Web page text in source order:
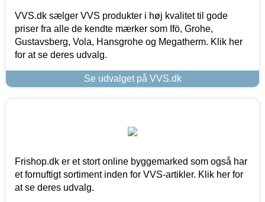
VVS.dk sælger VVS produkter i høj kvalitet til gode
priser fra alle de kendte mærker som Ifö, Grohe,
Gustavsberg, Vola, Hansgrohe og Megatherm. Klik her
for at se deres udvalg.
Se udvalget på VVS.dk
Frishop.dk er et stort online byggemarked som også har
et fornuftigt sortiment inden for VVS-artikler. Klik her for
at se deres udvalg.